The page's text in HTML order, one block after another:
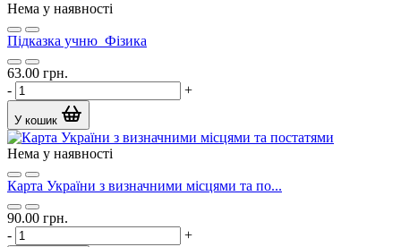
Нема у наявності
Підказка учню_Фізика
63.00 грн.
-
+
У кошик
Нема у наявності
Карта України з визначними місцями та по...
90.00 грн.
-
+